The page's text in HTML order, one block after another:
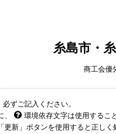
糸島市・
商工会優
ずご記入ください。
環境依存文字は使用するこ
更新」ボタンを使用すると正し